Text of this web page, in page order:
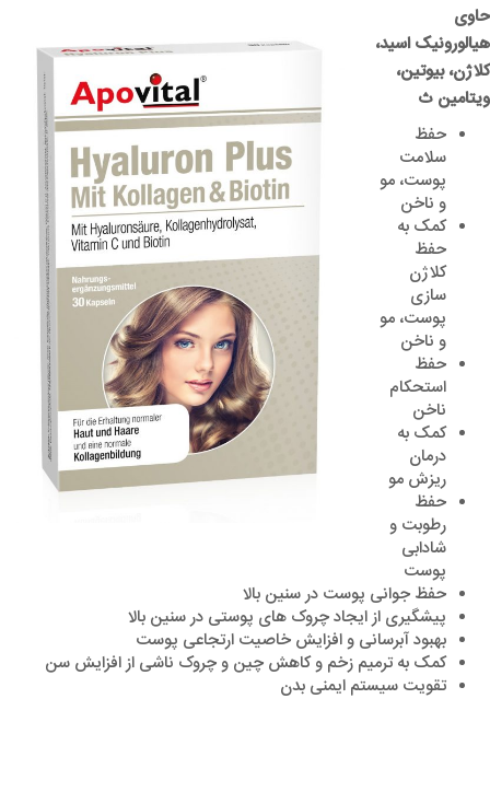
حاوی
هیالورونیک اسید،
کلاژن، بیوتین،
ویتامین ث
حفظ
سلامت
پوست، مو
و ناخن
کمک به
حفظ
کلاژن
سازی
پوست، مو
و ناخن
حفظ
استحکام
ناخن
کمک به
درمان
ریزش مو
حفظ
رطوبت و
شادابی
پوست
حفظ جوانی پوست در سنین بالا
پیشگیری از ایجاد چروک های پوستی در سنین بالا
بهبود آبرسانی و افزایش خاصیت ارتجاعی پوست
کمک به ترمیم زخم و کاهش چین و چروک ناشی از افزایش سن
تقویت سیستم ایمنی بدن